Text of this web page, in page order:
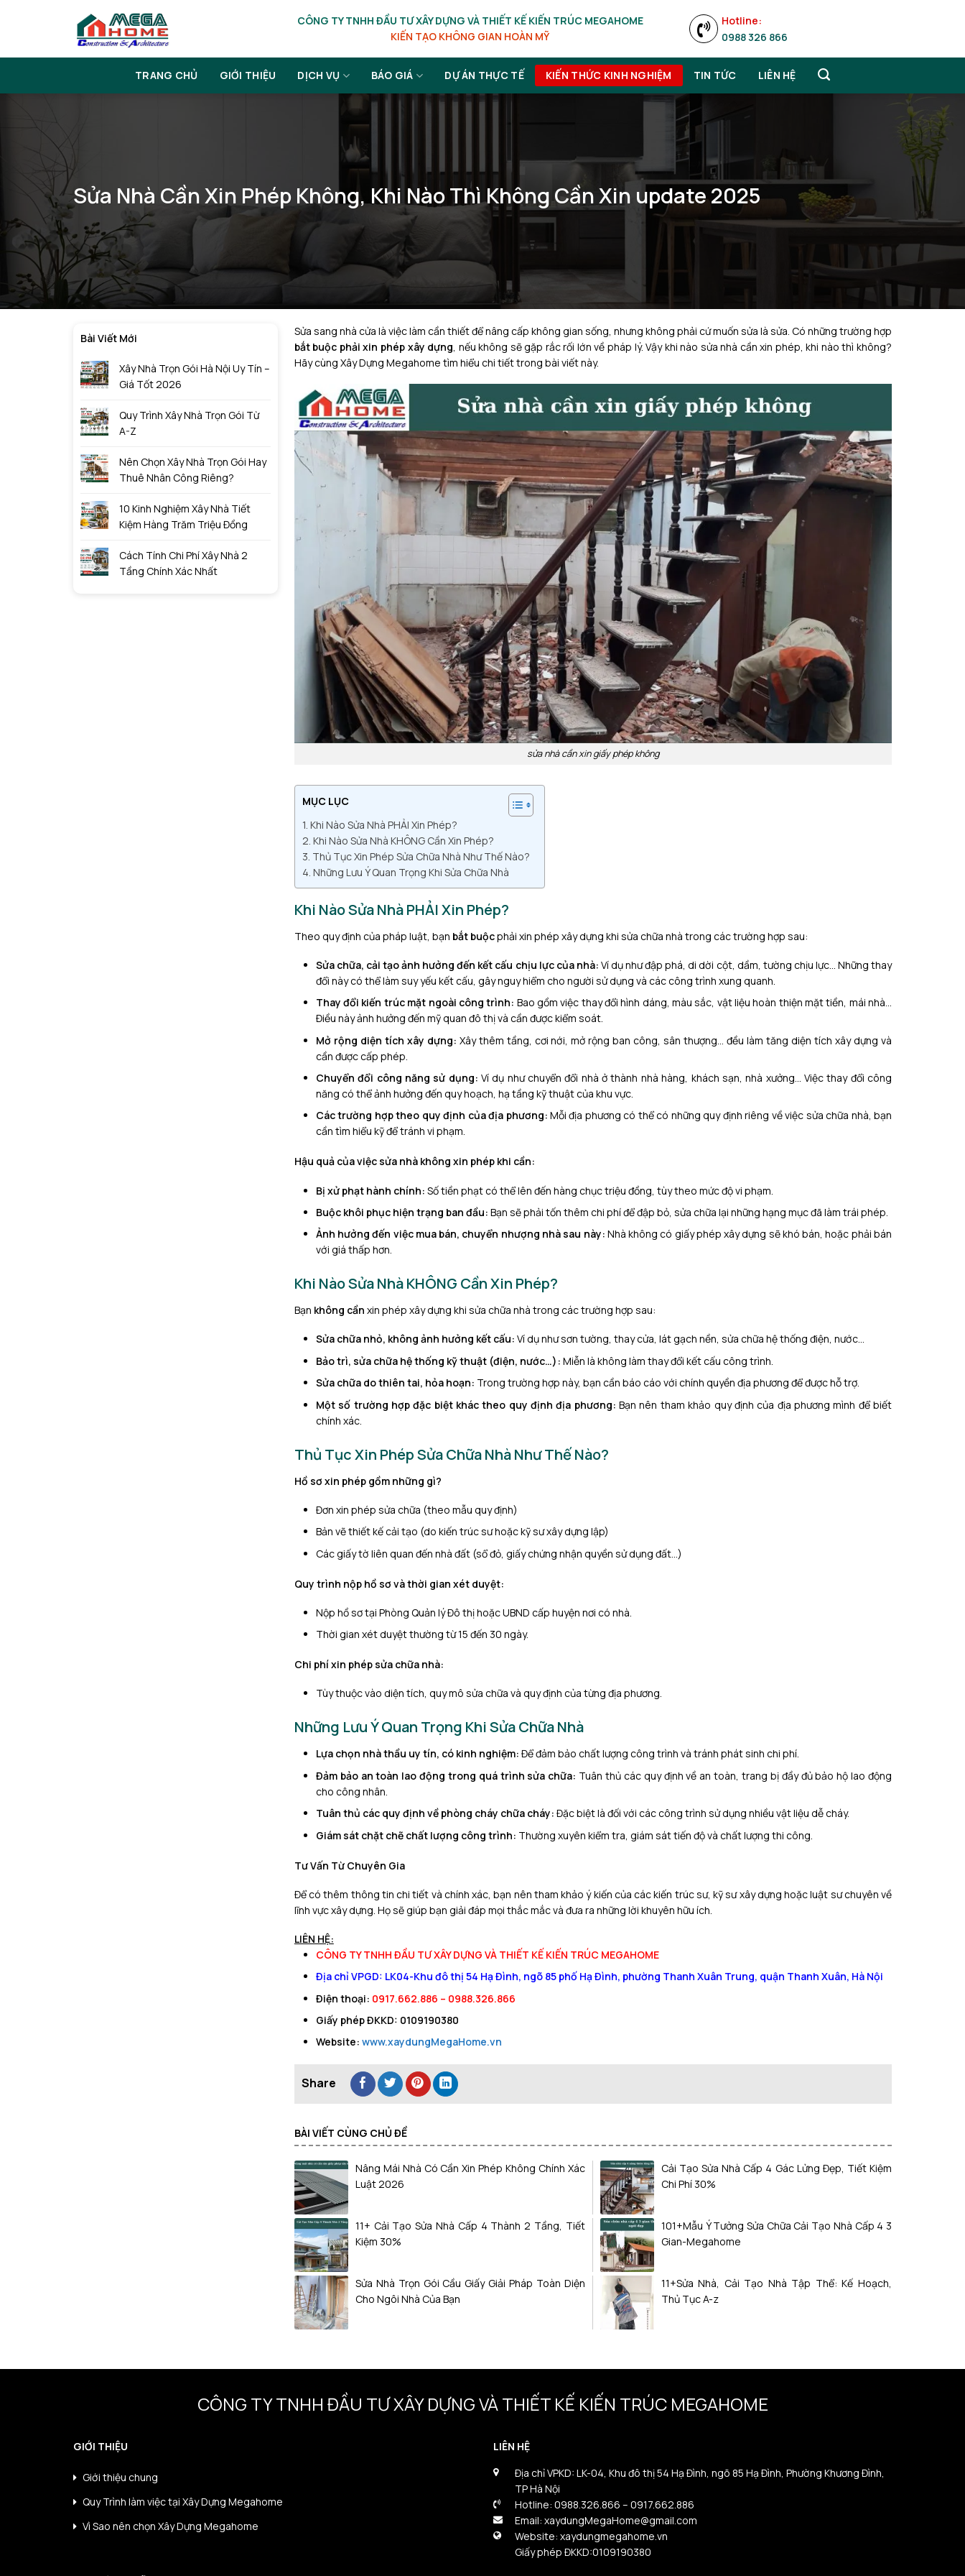
CÔNG TY TNHH ĐẦU TƯ XÂY DỰNG VÀ THIẾT KẾ KIẾN TRÚC MEGAHOME
KIẾN TẠO KHÔNG GIAN HOÀN MỸ
Hotline:
0988 326 866
TRANG CHỦ GIỚI THIỆU DỊCH VỤ BÁO GIÁ DỰ ÁN THỰC TẾ KIẾN THỨC KINH NGHIỆM TIN TỨC LIÊN HỆ
Sửa Nhà Cần Xin Phép Không, Khi Nào Thì Không Cần Xin update 2025
Bài Viết Mới
Xây Nhà Trọn Gói Hà Nội Uy Tín –
Giá Tốt 2026
Quy Trình Xây Nhà Trọn Gói Từ
A-Z
Nên Chọn Xây Nhà Trọn Gói Hay
Thuê Nhân Công Riêng?
10 Kinh Nghiệm Xây Nhà Tiết
Kiệm Hàng Trăm Triệu Đồng
Cách Tính Chi Phí Xây Nhà 2
Tầng Chính Xác Nhất
Sửa sang nhà cửa là việc làm cần thiết để nâng cấp không gian sống, nhưng không phải cứ muốn sửa là sửa. Có những trường hợp
bắt buộc phải xin phép xây dựng, nếu không sẽ gặp rắc rối lớn về pháp lý. Vậy khi nào sửa nhà cần xin phép, khi nào thì không?
Hãy cùng Xây Dựng Megahome tìm hiểu chi tiết trong bài viết này.
sửa nhà cần xin giấy phép không
MỤC LỤC
Khi Nào Sửa Nhà PHẢI Xin Phép?
Khi Nào Sửa Nhà KHÔNG Cần Xin Phép?
Thủ Tục Xin Phép Sửa Chữa Nhà Như Thế Nào?
Những Lưu Ý Quan Trọng Khi Sửa Chữa Nhà
Khi Nào Sửa Nhà PHẢI Xin Phép?
Theo quy định của pháp luật, bạn bắt buộcphải xin phép xây dựng khi sửa chữa nhà trong các trường hợp sau:
Sửa chữa, cải tạo ảnh hưởng đến kết cấu chịu lực của nhà: Ví dụ như đập phá, di dời cột, dầm, tường chịu lực… Những thay
đổi này có thể làm suy yếu kết cấu, gây nguy hiểm cho người sử dụng và các công trình xung quanh.
Thay đổi kiến trúc mặt ngoài công trình: Bao gồm việc thay đổi hình dáng, màu sắc, vật liệu hoàn thiện mặt tiền, mái nhà…
Điều này ảnh hưởng đến mỹ quan đô thị và cần được kiểm soát.
Mở rộng diện tích xây dựng: Xây thêm tầng, cơi nới, mở rộng ban công, sân thượng… đều làm tăng diện tích xây dựng và
cần được cấp phép.
Chuyển đổi công năng sử dụng: Ví dụ như chuyển đổi nhà ở thành nhà hàng, khách sạn, nhà xưởng… Việc thay đổi công
năng có thể ảnh hưởng đến quy hoạch, hạ tầng kỹ thuật của khu vực.
Các trường hợp theo quy định của địa phương: Mỗi địa phương có thể có những quy định riêng về việc sửa chữa nhà, bạn
cần tìm hiểu kỹ để tránh vi phạm.
Hậu quả của việc sửa nhà không xin phép khi cần:
Bị xử phạt hành chính: Số tiền phạt có thể lên đến hàng chục triệu đồng, tùy theo mức độ vi phạm.
Buộc khôi phục hiện trạng ban đầu: Bạn sẽ phải tốn thêm chi phí để đập bỏ, sửa chữa lại những hạng mục đã làm trái phép.
Ảnh hưởng đến việc mua bán, chuyển nhượng nhà sau này: Nhà không có giấy phép xây dựng sẽ khó bán, hoặc phải bán
với giá thấp hơn.
Khi Nào Sửa Nhà KHÔNG Cần Xin Phép?
Bạn không cần xin phép xây dựng khi sửa chữa nhà trong các trường hợp sau:
Sửa chữa nhỏ, không ảnh hưởng kết cấu: Ví dụ như sơn tường, thay cửa, lát gạch nền, sửa chữa hệ thống điện, nước…
Bảo trì, sửa chữa hệ thống kỹ thuật (điện, nước…): Miễn là không làm thay đổi kết cấu công trình.
Sửa chữa do thiên tai, hỏa hoạn: Trong trường hợp này, bạn cần báo cáo với chính quyền địa phương để được hỗ trợ.
Một số trường hợp đặc biệt khác theo quy định địa phương: Bạn nên tham khảo quy định của địa phương mình để biết
chính xác.
Thủ Tục Xin Phép Sửa Chữa Nhà Như Thế Nào?
Hồ sơ xin phép gồm những gì?
Đơn xin phép sửa chữa (theo mẫu quy định)
Bản vẽ thiết kế cải tạo (do kiến trúc sư hoặc kỹ sư xây dựng lập)
Các giấy tờ liên quan đến nhà đất (sổ đỏ, giấy chứng nhận quyền sử dụng đất…)
Quy trình nộp hồ sơ và thời gian xét duyệt:
Nộp hồ sơ tại Phòng Quản lý Đô thị hoặc UBND cấp huyện nơi có nhà.
Thời gian xét duyệt thường từ 15 đến 30 ngày.
Chi phí xin phép sửa chữa nhà:
Tùy thuộc vào diện tích, quy mô sửa chữa và quy định của từng địa phương.
Những Lưu Ý Quan Trọng Khi Sửa Chữa Nhà
Lựa chọn nhà thầu uy tín, có kinh nghiệm: Để đảm bảo chất lượng công trình và tránh phát sinh chi phí.
Đảm bảo an toàn lao động trong quá trình sửa chữa: Tuân thủ các quy định về an toàn, trang bị đầy đủ bảo hộ lao động
cho công nhân.
Tuân thủ các quy định về phòng cháy chữa cháy: Đặc biệt là đối với các công trình sử dụng nhiều vật liệu dễ cháy.
Giám sát chặt chẽ chất lượng công trình: Thường xuyên kiểm tra, giám sát tiến độ và chất lượng thi công.
Tư Vấn Từ Chuyên Gia
Để có thêm thông tin chi tiết và chính xác, bạn nên tham khảo ý kiến của các kiến trúc sư, kỹ sư xây dựng hoặc luật sư chuyên về
lĩnh vực xây dựng. Họ sẽ giúp bạn giải đáp mọi thắc mắc và đưa ra những lời khuyên hữu ích.
LIÊN HỆ:
CÔNG TY TNHH ĐẦU TƯ XÂY DỰNG VÀ THIẾT KẾ KIẾN TRÚC MEGAHOME
Địa chỉ VPGD: LK04-Khu đô thị 54 Hạ Đình, ngõ 85 phố Hạ Đình, phường Thanh Xuân Trung, quận Thanh Xuân, Hà Nội
Điện thoại: 0917.662.886 – 0988.326.866
Giấy phép ĐKKD: 0109190380
Website: www.xaydungMegaHome.vn
BÀI VIẾT CÙNG CHỦ ĐỀ
Nâng Mái Nhà Có Cần Xin Phép Không Chính Xác
Luật 2026
Cải Tạo Sửa Nhà Cấp 4 Gác Lửng Đẹp, Tiết Kiệm
Chi Phí 30%
11+ Cải Tạo Sửa Nhà Cấp 4 Thành 2 Tầng, Tiết
Kiệm 30%
101+Mẫu Ý Tưởng Sửa Chữa Cải Tạo Nhà Cấp 4 3
Gian-Megahome
Sửa Nhà Trọn Gói Cầu Giấy Giải Pháp Toàn Diện
Cho Ngôi Nhà Của Bạn
11+Sửa Nhà, Cải Tạo Nhà Tập Thể: Kế Hoạch,
Thủ Tục A-z
CÔNG TY TNHH ĐẦU TƯ XÂY DỰNG VÀ THIẾT KẾ KIẾN TRÚC MEGAHOME
GIỚI THIỆU
Giới thiệu chung
Quy Trình làm việc tại Xây Dựng Megahome
Vì Sao nên chọn Xây Dựng Megahome
LIÊN HỆ
Địa chỉ VPKD: LK-04, Khu đô thị 54 Hạ Đình, ngõ 85 Hạ Đình, Phường Khương Đình,
TP Hà Nội
Hotline: 0988.326.866 – 0917.662.886
Email: xaydungMegaHome@gmail.com
Website: xaydungmegahome.vn
Giấy phép ĐKKD:0109190380